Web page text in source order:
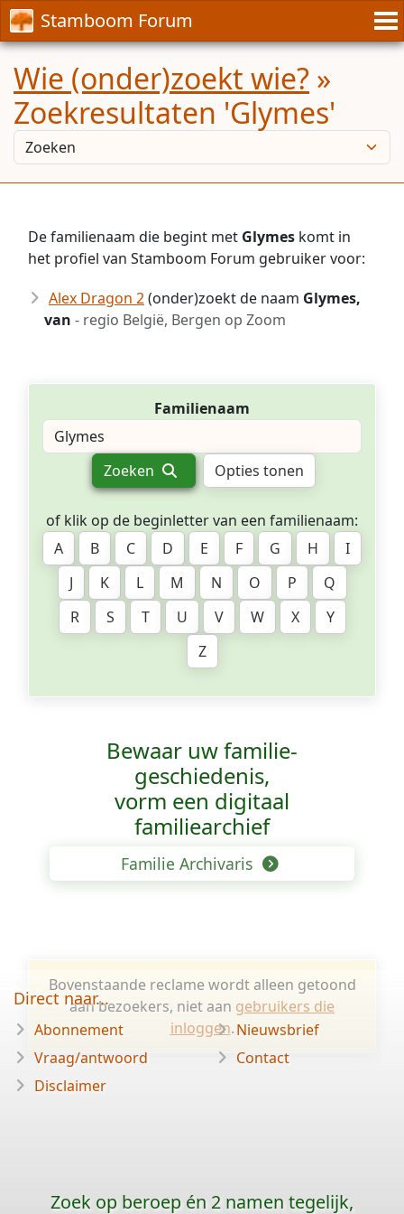
Stamboom Forum
Wie (onder)zoekt wie? »
Zoekresultaten 'Glymes'
De familienaam die begint met Glymes komt in
het profiel van Stamboom Forum gebruiker voor:
Alex Dragon 2(onder)zoekt de naam Glymes,
van - regio België, Bergen op Zoom
Familienaam
Zoeken Opties tonen
of klik op de beginletter van een familienaam:
A
B C D E F G H
I
J
K L M N O P
Q
R
S T U V W X
Y
Z
Bewaar uw familie­
geschiedenis,
vorm een digitaal
familiearchief
Familie Archivaris
Bovenstaande reclame wordt alleen getoond
aan bezoekers, niet aan gebruikers die
inloggen.
Direct naar...
Abonnement
Vraag/antwoord
Disclaimer
Nieuwsbrief
Contact
Zoek op beroep én 2 namen tegelijk,